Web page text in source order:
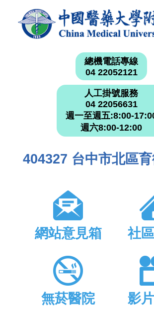
總機電話專線
04 22052121
人工掛號服務
04 22056631
週一至週五:8:00-
週六8:00-12:00
404327 台中市北區
網站意見箱 社
無菸醫院 影